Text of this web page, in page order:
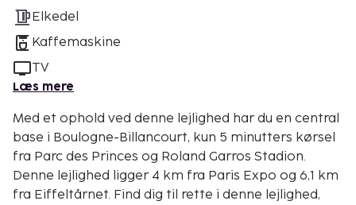
Elkedel
Kaffemaskine
TV
Læs mere
Med et ophold ved denne lejlighed har du en central
base i Boulogne-Billancourt, kun 5 minutters kørsel
fra Parc des Princes og Roland Garros Stadion.
Denne lejlighed ligger 4 km fra Paris Expo og 6,1 km
fra Eiffeltårnet. Find dig til rette i denne lejlighed,